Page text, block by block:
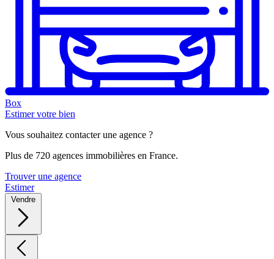
Box
Estimer votre bien
Vous souhaitez contacter une agence ?
Plus de 720 agences immobilières en France.
Trouver une agence
Estimer
Vendre